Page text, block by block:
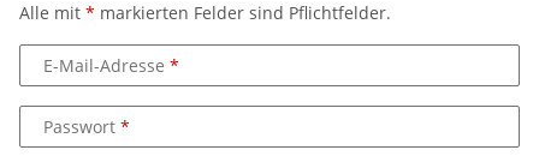
Alle mit * markierten Felder sind Pflichtfelder.
E-Mail-Adresse
Passwort